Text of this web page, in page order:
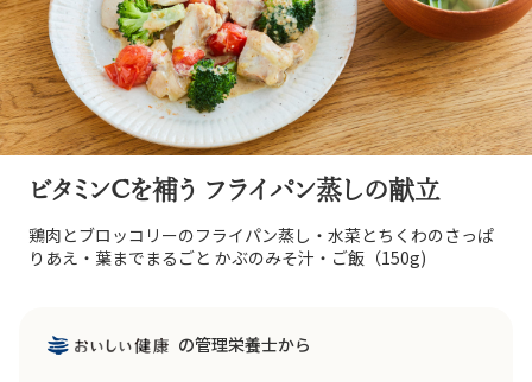
ビタミンCを補う フライパン蒸しの献立
鶏肉とブロッコリーのフライパン蒸し・水菜とちくわのさっぱ
りあえ・葉までまるごと かぶのみそ汁・ご飯（150g)
の管理栄養士から